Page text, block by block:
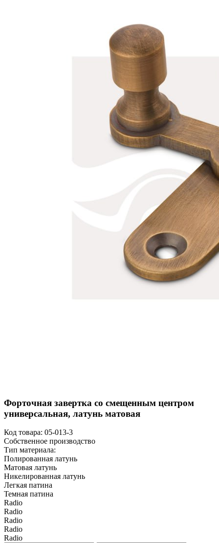
Форточная завертка со смещенным центром
универсальная, латунь матовая
Код товара: 05-013-3
Собственное производство
Тип материала:
Полированная латунь
Матовая латунь
Никелированная латунь
Легкая патина
Темная патина
Radio
Radio
Radio
Radio
Radio